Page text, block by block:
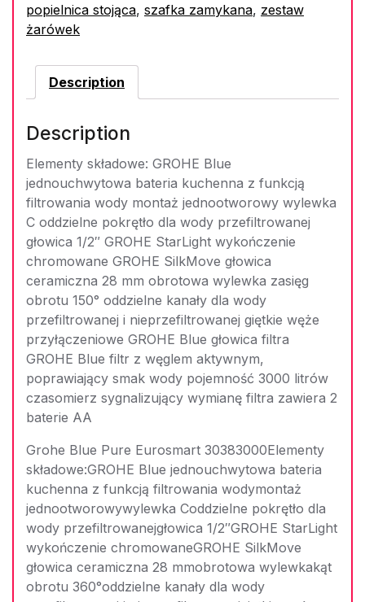
popielnica stojąca, szafka zamykana, zestaw
żarówek
Description
Description
Elementy składowe: GROHE Blue
jednouchwytowa bateria kuchenna z funkcją
filtrowania wody montaż jednootworowy wylewka
C oddzielne pokrętło dla wody przefiltrowanej
głowica 1/2″ GROHE StarLight wykończenie
chromowane GROHE SilkMove głowica
ceramiczna 28 mm obrotowa wylewka zasięg
obrotu 150° oddzielne kanały dla wody
przefiltrowanej i nieprzefiltrowanej giętkie węże
przyłączeniowe GROHE Blue głowica filtra
GROHE Blue filtr z węglem aktywnym,
poprawiający smak wody pojemność 3000 litrów
czasomierz sygnalizujący wymianę filtra zawiera 2
baterie AA
Grohe Blue Pure Eurosmart 30383000Elementy
składowe:GROHE Blue jednouchwytowa bateria
kuchenna z funkcją filtrowania wodymontaż
jednootworowywylewka Coddzielne pokrętło dla
wody przefiltrowanejgłowica 1/2″GROHE StarLight
wykończenie chromowaneGROHE SilkMove
głowica ceramiczna 28 mmobrotowa wylewkakąt
obrotu 360°oddzielne kanały dla wody